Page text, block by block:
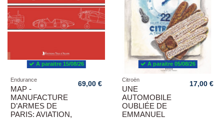
A paraitre 15/08/26
Endurance
MAP -
MANUFACTURE
D’ARMES DE
PARIS: AVIATION,
69,00 €
A paraitre 05/08/26
Citroën
UNE
AUTOMOBILE
OUBLIÉE DE
EMMANUEL
17,00 €